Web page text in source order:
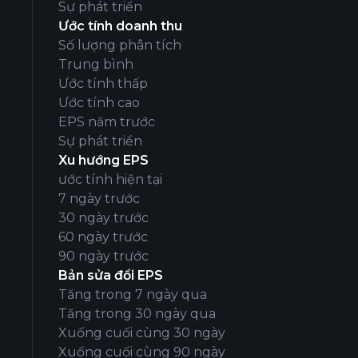
Sự phát triển
Ước tính doanh thu
Số lượng phân tích
Trung bình
Ước tính thấp
Ước tính cao
EPS năm trước
Sự phát triển
Xu hướng EPS
ước tính hiện tại
7 ngày trước
30 ngày trước
60 ngày trước
90 ngày trước
Bản sửa đổi EPS
Tăng trong 7 ngày qua
Tăng trong 30 ngày qua
Xuống cuối cùng 30 ngày
Xuống cuối cùng 90 ngày